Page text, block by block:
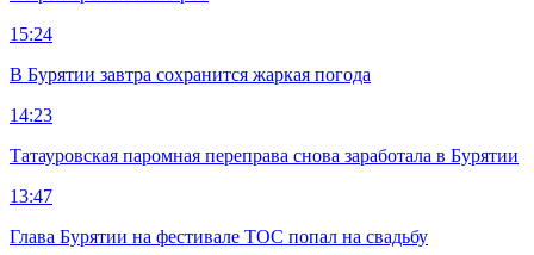
15:24
В Бурятии завтра сохранится жаркая погода
14:23
Татауровская паромная переправа снова заработала в Бурятии
13:47
Глава Бурятии на фестивале ТОС попал на свадьбу